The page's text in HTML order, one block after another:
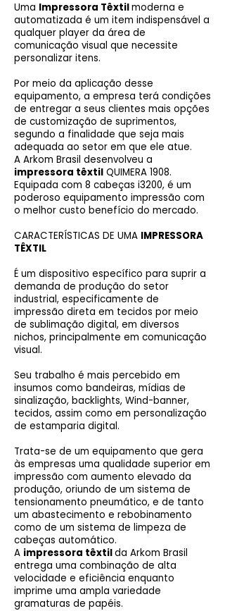
Uma Impressora Têxtilmoderna e
automatizada é um item indispensável a
qualquer player da área de
comunicação visual que necessite
personalizar itens.
Por meio da aplicação desse
equipamento, a empresa terá condições
de entregar a seus clientes mais opções
de customização de suprimentos,
segundo a finalidade que seja mais
adequada ao setor em que ele atue.
A Arkom Brasil desenvolveu a
impressora têxtil QUIMERA 1908.
Equipada com 8 cabeças i3200, é um
poderoso equipamento impressão com
o melhor custo benefício do mercado.
CARACTERÍSTICAS DE UMA IMPRESSORA
TÊXTIL
É um dispositivo específico para suprir a
demanda de produção do setor
industrial, especificamente de
impressão direta em tecidos por meio
de sublimação digital, em diversos
nichos, principalmente em comunicação
visual.
Seu trabalho é mais percebido em
insumos como bandeiras, mídias de
sinalização, backlights, Wind-banner,
tecidos, assim como em personalização
de estamparia digital.
Trata-se de um equipamento que gera
às empresas uma qualidade superior em
impressão com aumento elevado da
produção, oriundo de um sistema de
tensionamento pneumático, e de tanto
um abastecimento e rebobinamento
como de um sistema de limpeza de
cabeças automático.
A impressora têxtilda Arkom Brasil
entrega uma combinação de alta
velocidade e eficiência enquanto
imprime uma ampla variedade
gramaturas de papéis.